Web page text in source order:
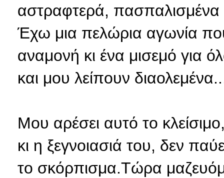
αστραφτερά, πασπαλισμένα
Έχω μια πελώρια αγωνία
αναμονή κι ένα μισεμό για
και μου λείπουν
Μου αρέσει αυτό το
κι η ξεγνοιασιά του, δεν
το σκόρπισμα.Τώρα